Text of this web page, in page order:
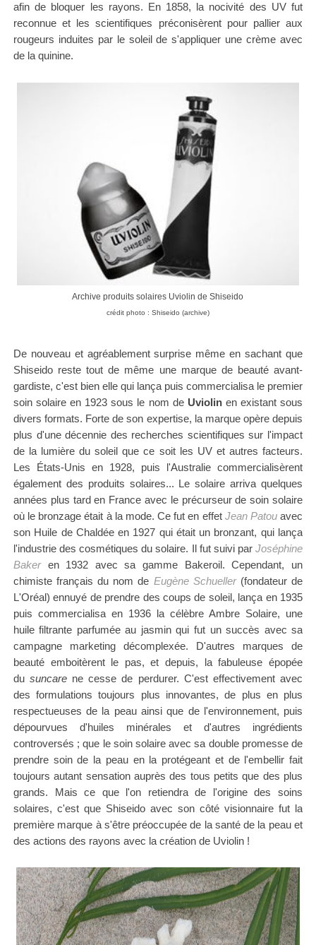
afin de bloquer les rayons. En 1858, la nocivité des UV fut
reconnue et les scientifiques préconisèrent pour pallier aux
rougeurs induites par le soleil de s'appliquer une crème avec
de la quinine.
Archive produits solaires Uviolin de Shiseido
crédit photo : Shiseido (archive)
De nouveau et agréablement surprise même en sachant que
Shiseido reste tout de même une marque de beauté avant-
gardiste, c'est bien elle qui lança puis commercialisa le premier
soin solaire en 1923 sous le nom de Uviolinen existant sous
divers formats. Forte de son expertise, la marque opère depuis
plus d'une décennie des recherches scientifiques sur l'impact
de la lumière du soleil que ce soit les UV et autres facteurs.
Les États-Unis en 1928, puis l'Australie commercialisèrent
également des produits solaires... Le solaire arriva quelques
années plus tard en France avec le précurseur de soin solaire
où le bronzage était à la mode. Ce fut en effet Jean Patouavec
son Huile de Chaldée en 1927 qui était un bronzant, qui lança
l'industrie des cosmétiques du solaire. Il fut suivi parJoséphine
Bakeren 1932 avec sa gamme Bakeroil. Cependant, un
chimiste français du nom de Eugène Schueller(fondateur de
L'Oréal) ennuyé de prendre des coups de soleil, lança en 1935
puis commercialisa en 1936 la célèbre Ambre Solaire, une
huile filtrante parfumée au jasmin qui fut un succès avec sa
campagne marketing décomplexée. D'autres marques de
beauté emboitèrent le pas, et depuis, la fabuleuse épopée
dusuncare ne cesse de perdurer. C'est effectivement avec
des formulations toujours plus innovantes, de plus en plus
respectueuses de la peau ainsi que de l'environnement, puis
dépourvues d'huiles minérales et d'autres ingrédients
controversés ; que le soin solaire avec sa double promesse de
prendre soin de la peau en la protégeant et de l'embellir fait
toujours autant sensation auprès des tous petits que des plus
grands. Mais ce que l'on retiendra de l'origine des soins
solaires, c'est que Shiseido avec son côté visionnaire fut la
première marque à s'être préoccupée de la santé de la peau et
des actions des rayons avec la création de Uviolin !